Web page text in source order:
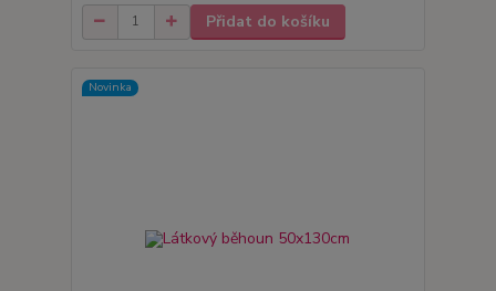
Přidat do košíku
Novinka